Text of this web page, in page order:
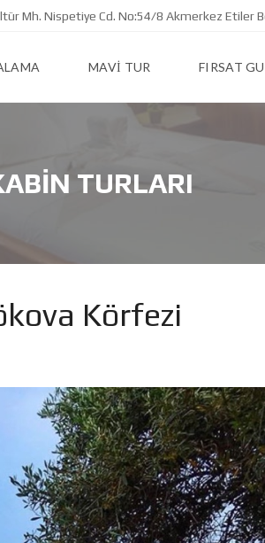
Mh. Nispetiye Cd. No:54/8 Akmerkez Etiler
MAVI TUR FIRSAT
TURLARI
Körfezi